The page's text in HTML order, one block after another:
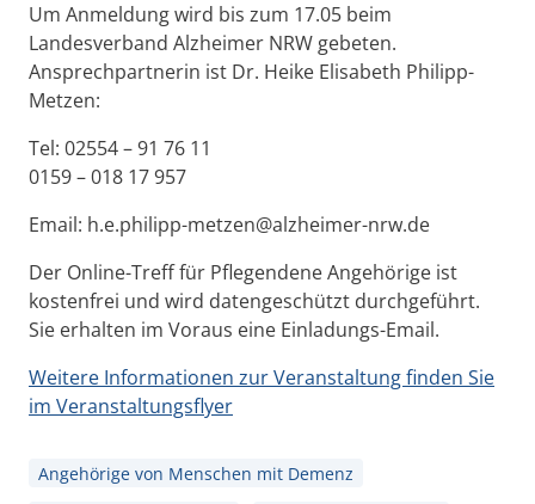
Um Anmeldung wird bis zum 17.05 beim
Landesverband Alzheimer NRW gebeten.
Ansprechpartnerin ist Dr. Heike Elisabeth Philipp-
Metzen:
Tel: 02554 – 91 76 11
0159 – 018 17 957
Email: h.e.philipp-metzen@alzheimer-nrw.de
Der Online-Treff für Pflegendene Angehörige ist
kostenfrei und wird datengeschützt durchgeführt.
Sie erhalten im Voraus eine Einladungs-Email.
Weitere Informationen zur Veranstaltung finden Sie
im Veranstaltungsflyer
Angehörige von Menschen mit Demenz